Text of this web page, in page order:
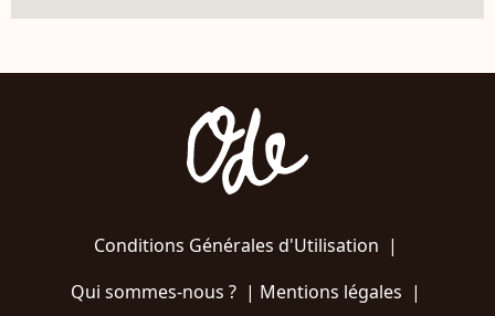
Conditions Générales d'Utilisation |
Qui sommes-nous ?| Mentions légales |